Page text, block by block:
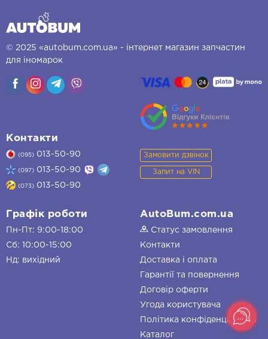
© 2025 «autobum.com.ua» - інтернет магазин запчастин
для іномарок
Контакти
(095) 013-50-90
(097) 013-50-90
(073) 013-50-90
Замовити дзвінок
Запит на VIN
Графік роботи
Пн-Пт: 9:00-18:00
Сб: 10:00-15:00
Нд: вихідний
AutoBum.com.ua
Статус замовлення
Контакти
Доставка і оплата
Гарантії та повернення
Договір оферти
Угода користувача
Політика конфіденційності
Каталог